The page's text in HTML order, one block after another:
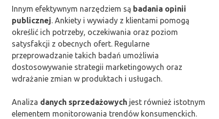
Innym efektywnym narzędziem są badania opinii
publicznej. Ankiety i wywiady z klientami pomogą
określić ich potrzeby, oczekiwania oraz poziom
satysfakcji z obecnych ofert. Regularne
przeprowadzanie takich badań umożliwia
dostosowywanie strategii marketingowych oraz
wdrażanie zmian w produktach i usługach.
Analiza danych sprzedażowych jest również istotnym
elementem monitorowania trendów konsumenckich.